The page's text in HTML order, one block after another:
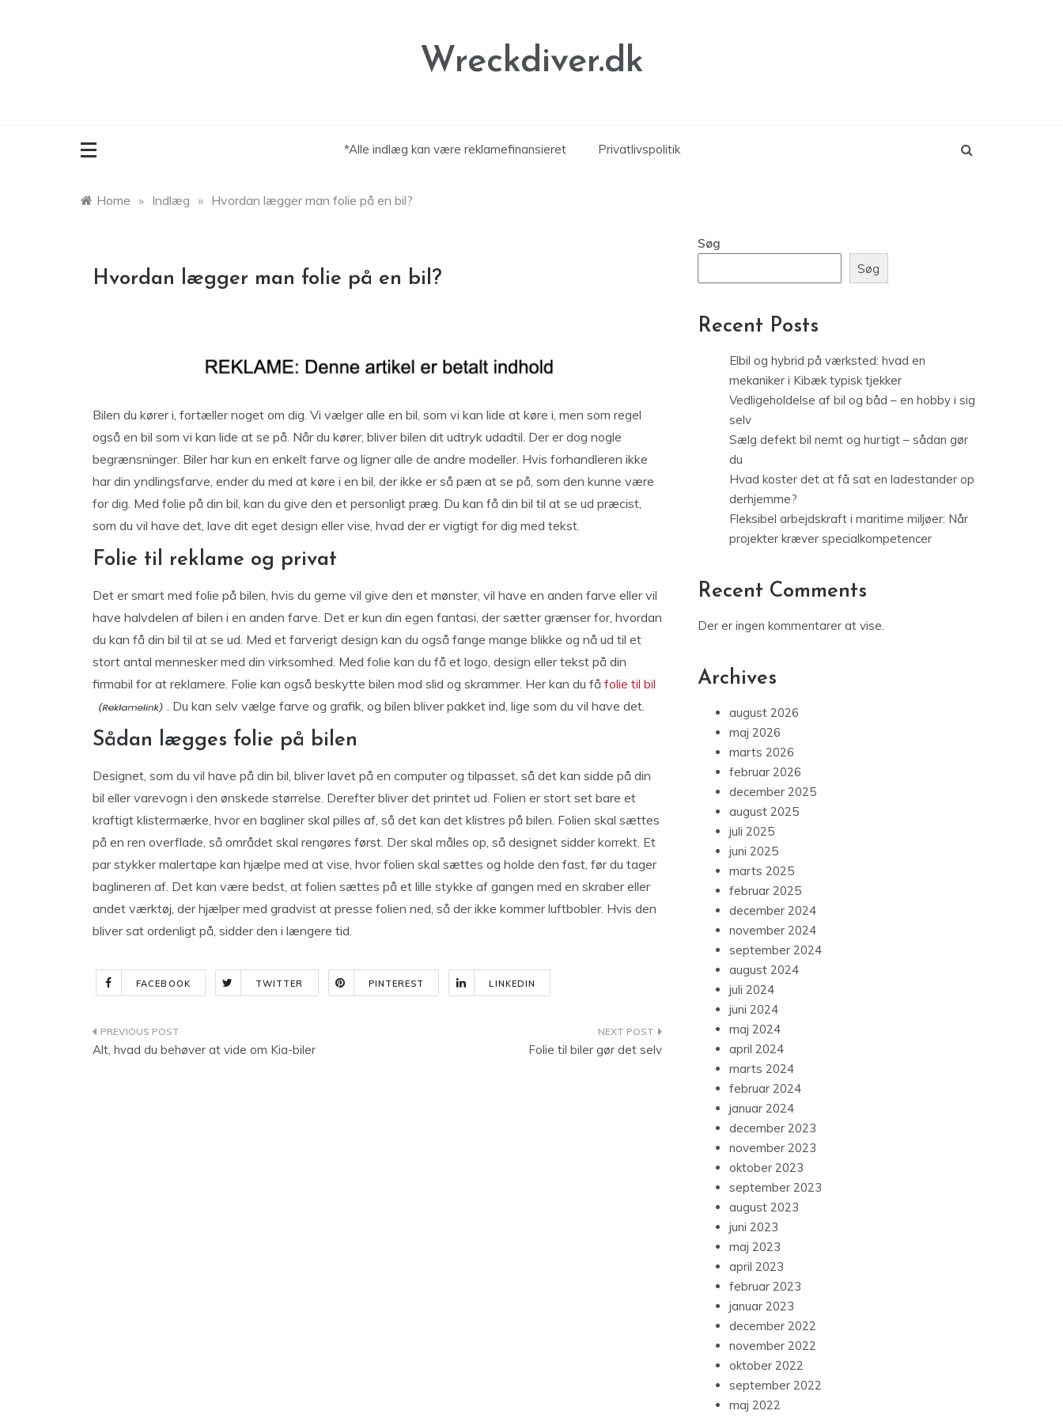
Wreckdiver.dk
*Alle indlæg kan være reklamefinansieret Privatlivspolitik
Home » Indlæg » Hvordan lægger man folie på en bil?
Hvordan lægger man folie på en bil?
Bilen du kører i, fortæller noget om dig. Vi vælger alle en bil, som vi kan lide at køre i, men som regel
også en bil som vi kan lide at se på. Når du kører, bliver bilen dit udtryk udadtil. Der er dog nogle
begrænsninger. Biler har kun en enkelt farve og ligner alle de andre modeller. Hvis forhandleren ikke
har din yndlingsfarve, ender du med at køre i en bil, der ikke er så pæn at se på, som den kunne være
for dig. Med folie på din bil, kan du give den et personligt præg. Du kan få din bil til at se ud præcist,
som du vil have det, lave dit eget design eller vise, hvad der er vigtigt for dig med tekst.
Folie til reklame og privat
Det er smart med folie på bilen, hvis du gerne vil give den et mønster, vil have en anden farve eller vil
have halvdelen af bilen i en anden farve. Det er kun din egen fantasi, der sætter grænser for, hvordan
du kan få din bil til at se ud. Med et farverigt design kan du også fange mange blikke og nå ud til et
stort antal mennesker med din virksomhed. Med folie kan du få et logo, design eller tekst på din
firmabil for at reklamere. Folie kan også beskytte bilen mod slid og skrammer. Her kan du få folie til bil
. Du kan selv vælge farve og grafik, og bilen bliver pakket ind, lige som du vil have det.
Sådan lægges folie på bilen
Designet, som du vil have på din bil, bliver lavet på en computer og tilpasset, så det kan sidde på din
bil eller varevogn i den ønskede størrelse. Derefter bliver det printet ud. Folien er stort set bare et
kraftigt klistermærke, hvor en bagliner skal pilles af, så det kan det klistres på bilen. Folien skal sættes
på en ren overflade, så området skal rengøres først. Der skal måles op, så designet sidder korrekt. Et
par stykker malertape kan hjælpe med at vise, hvor folien skal sættes og holde den fast, før du tager
baglineren af. Det kan være bedst, at folien sættes på et lille stykke af gangen med en skraber eller
andet værktøj, der hjælper med gradvist at presse folien ned, så der ikke kommer luftbobler. Hvis den
bliver sat ordenligt på, sidder den i længere tid.
FACEBOOK TWITTER PINTEREST LINKEDIN
Indlægsnavigation
Alt, hvad du behøver at vide om Kia-biler Folie til biler gør det selv
Søg
Søg
Recent Posts
Elbil og hybrid på værksted: hvad en
mekaniker i Kibæk typisk tjekker
Vedligeholdelse af bil og båd – en hobby i sig
selv
Sælg defekt bil nemt og hurtigt – sådan gør
du
Hvad koster det at få sat en ladestander op
derhjemme?
Fleksibel arbejdskraft i maritime miljøer: Når
projekter kræver specialkompetencer
Recent Comments
Der er ingen kommentarer at vise.
Archives
august 2026
maj 2026
marts 2026
februar 2026
december 2025
august 2025
juli 2025
juni 2025
marts 2025
februar 2025
december 2024
november 2024
september 2024
august 2024
juli 2024
juni 2024
maj 2024
april 2024
marts 2024
februar 2024
januar 2024
december 2023
november 2023
oktober 2023
september 2023
august 2023
juni 2023
maj 2023
april 2023
februar 2023
januar 2023
december 2022
november 2022
oktober 2022
september 2022
maj 2022